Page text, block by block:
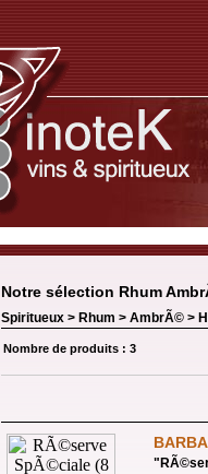
Notre sélection Rhum
Spiritueux > Rhum > AmbrÃ© >
Nombre de produits : 3
"